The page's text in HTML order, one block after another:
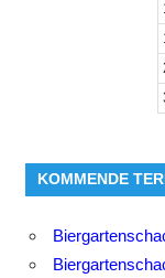
KOMMENDE